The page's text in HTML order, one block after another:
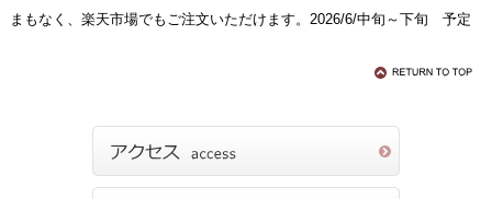
まもなく、楽天市場でもご注文いただけます。2026/6/中旬～下旬 予定